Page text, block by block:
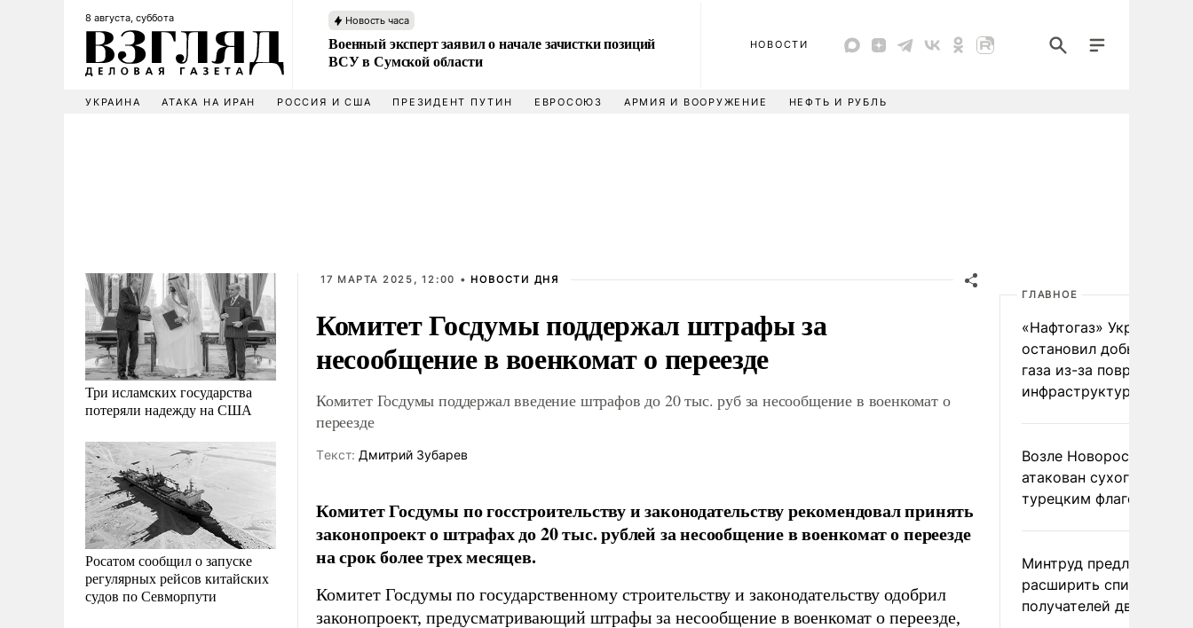
8 августа, суббота Новость часа
Военный эксперт заявил о начале зачистки позиций
ВСУ в Сумской области
НОВОСТИ
УКРАИНА АТАКА НА ИРАН РОССИЯ И США ПРЕЗИДЕНТ ПУТИН ЕВРОСОЮЗ АРМИЯ И ВООРУЖЕНИЕ НЕФТЬ И РУБЛЬ
Три исламских государства
потеряли надежду на США
Росатом сообщил о запуске
регулярных рейсов китайских
судов по Севморпути
17 МАРТА 2025, 12:00 • НОВОСТИ ДНЯ
Комитет Госдумы поддержал штрафы за
несообщение в военкомат о переезде
Комитет Госдумы поддержал введение штрафов до 20 тыс. руб за несообщение в военкомат о
переезде
Tекст: Дмитрий Зубарев
Комитет Госдумы по госстроительству и законодательству рекомендовал принять
законопроект о штрафах до 20 тыс. рублей за несообщение в военкомат о переезде
на срок более трех месяцев.
Комитет Госдумы по государственному строительству и законодательству одобрил
законопроект, предусматривающий штрафы за несообщение в военкомат о переезде,
ГЛАВНОЕ
«Нафтогаз» Украины
остановил добычу
газа из-за повреждения
инфраструктуры
Возле Новороссийска
атакован сухогруз под
турецким флагом
Минтруд предложил
расширить список
получателей двух